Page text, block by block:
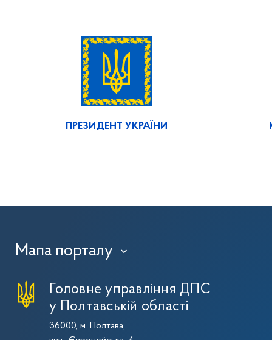
ПРЕЗИДЕНТ УКРАЇНИ
Мапа порталу ›
Головне управління ДПС
у Полтавській області
36000, м. Полтава,